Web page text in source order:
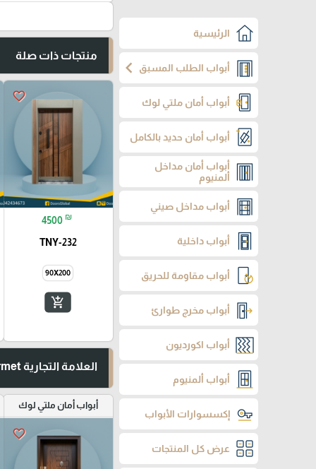
الرئيسية
أبواب الطلب المسبقchevron_left
أبواب أمان ملتي لوك
أبواب أمان حديد بالكامل
أبواب أمان مداخل
ألمنيوم
أبواب مداخل صيني
أبواب داخلية
أبواب مقاومة للحريق
أبواب مخرج طوارئ
أبواب اكورديون
أبواب ألمنيوم
إكسسوارات الأبواب
عرض كل المنتجات
منتجات ذات صلة
favorite_border
4500 ₪
TNY-232
90X200
add_shopping_cart
العلامة التجارية Formet
أبواب أمان ملتي لوك
favorite_border